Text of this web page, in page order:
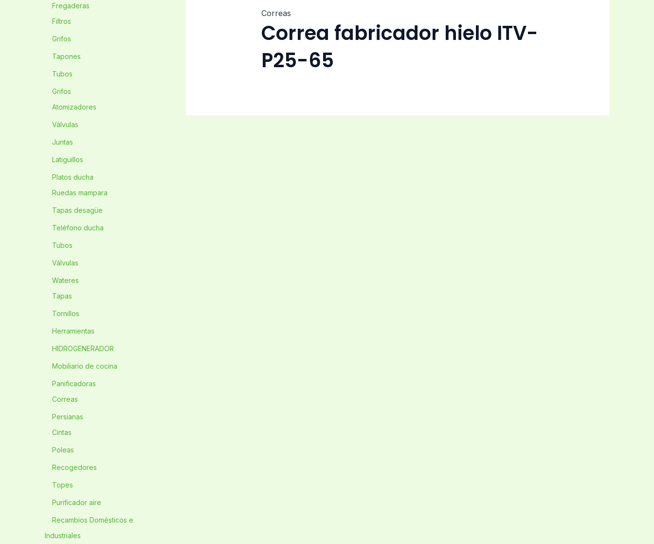
Fregaderas
Filtros
Grifos
Tapones
Tubos
Grifos
Atomizadores
Válvulas
Juntas
Latiguillos
Platos ducha
Ruedas mampara
Tapas desagüe
Teléfono ducha
Tubos
Válvulas
Wateres
Tapas
Tornillos
Herramientas
HIDROGENERADOR
Mobiliario de cocina
Panificadoras
Correas
Persianas
Cintas
Poleas
Recogedores
Topes
Purificador aire
Recambios Domésticos e
Industriales
Correas
Correa fabricador hielo ITV-
P25-65